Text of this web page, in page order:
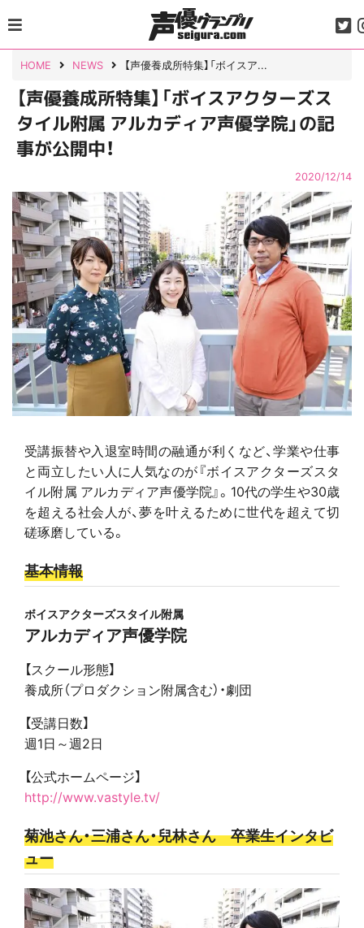
to
content
HOME NEWS 【声優養成所特集】「ボイスア...
【声優養成所特集】「ボイスアクターズス
タイル附属 アルカディア声優学院」の記
事が公開中！
2020/12/14
受講振替や入退室時間の融通が利くなど、学業や仕事
と両立したい人に人気なのが『ボイスアクターズスタ
イル附属 アルカディア声優学院』。10代の学生や30歳
を超える社会人が、夢を叶えるために世代を超えて切
磋琢磨している。
基本情報
ボイスアクターズスタイル附属
アルカディア声優学院
【スクール形態】
養成所（プロダクション附属含む）・劇団
【受講日数】
週1日～週2日
【公式ホームページ】
http://www.vastyle.tv/
菊池さん・三浦さん・兒林さん 卒業生インタビ
ュー